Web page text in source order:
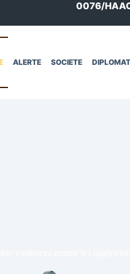
0076/
ALERTE SOCIETE